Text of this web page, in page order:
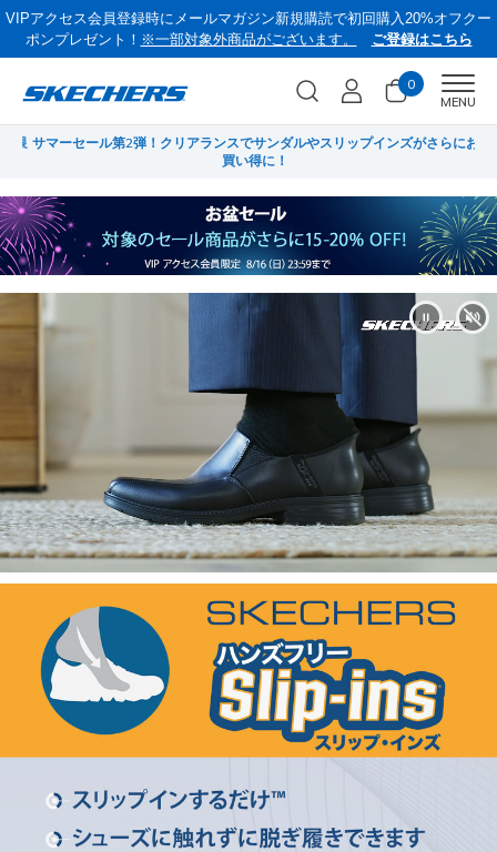
VIPアクセス会員登録時にメールマガジン新規購読で初回購入20%オフクー
ポンプレゼント！ ※一部対象外商品がございます。 ご登録はこちら
0
MENU
サマーセール第2弾！クリアランスでサンダルやスリップインズがさらにお
買い得に！